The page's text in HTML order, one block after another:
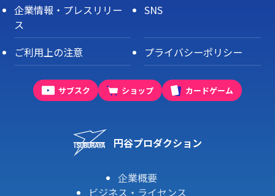
企業情報・プレスリリー
ス
SNS
ご利用上の注意 プライバシーポリシー
サブスク ショップ カードゲーム
円谷プロダクション
企業概要
ビジネス・ライセンス